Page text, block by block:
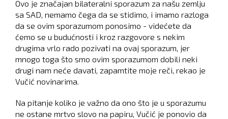
Ovo je značajan bilateralni sporazum za našu zemlju
sa SAD, nemamo čega da se stidimo, i imamo razloga
da se ovim sporazumom ponosimo - videćete da
ćemo se u budućnosti i kroz razgovore s nekim
drugima vrlo rado pozivati na ovaj sporazum, jer
mnogo toga što smo ovim sporazumom dobili neki
drugi nam neće davati, zapamtite moje reči, rekao je
Vučić novinarima.
Na pitanje koliko je važno da ono što je u sporazumu
ne ostane mrtvo slovo na papiru, Vučić je ponovio da